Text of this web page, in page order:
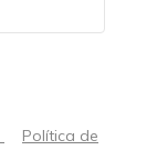
Política de